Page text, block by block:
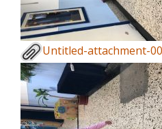
Untitled-attachment-